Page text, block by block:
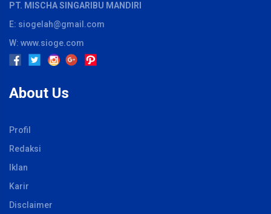
PT. MISCHA SINGARIBU MANDIRI
E: siogelah@gmail.com
W: www.sioge.com
About Us
Profil
Redaksi
Iklan
Karir
Disclaimer